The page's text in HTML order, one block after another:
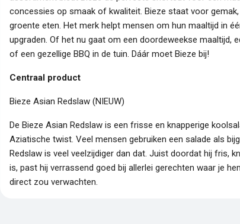
concessies op smaak of kwaliteit. Bieze staat voor gemak,
groente eten. Het merk helpt mensen om hun maaltijd in
upgraden. Of het nu gaat om een doordeweekse maaltijd,
of een gezellige BBQ in de tuin. Dáár moet Bieze bij!
Centraal product
Bieze Asian Redslaw (NIEUW)
De Bieze Asian Redslaw is een frisse en knapperige
Aziatische twist. Veel mensen gebruiken een salade als
Redslaw is veel veelzijdiger dan dat. Juist doordat hij fris,
is, past hij verrassend goed bij allerlei gerechten waar je
direct zou verwachten.